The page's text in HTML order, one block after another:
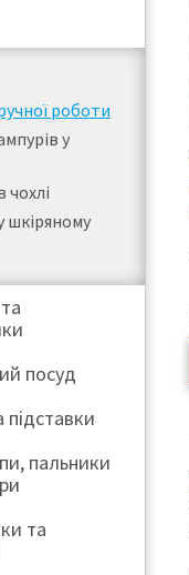
роботи
у
шкіряному
посуд
підставки
пальники
та